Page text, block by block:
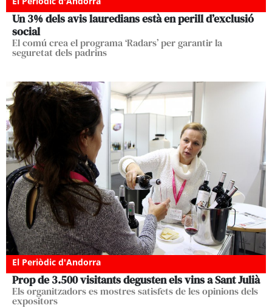
Un 3% dels avis lauredians està en perill d’exclusió
social
El comú crea el programa ‘Radars’ per garantir la
seguretat dels padrins
El Periòdic d'Andorra
Prop de 3.500 visitants degusten els vins a Sant Julià
Els organitzadors es mostres satisfets de les opinions dels
expositors